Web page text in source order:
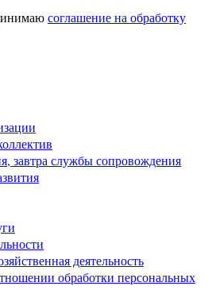
соглашение на обработку
завтра службы сопровождения
деятельность
обработки персональных